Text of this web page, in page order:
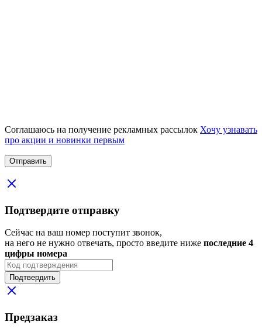
Соглашаюсь на получение рекламных рассылок Хочу узнавать
про акции и новинки первым
Подтвердите отправку
Сейчас на ваш номер поступит звонок,
на него не нужно отвечать, просто введите ниже последние 4
цифры номера
Подтвердить
Предзаказ